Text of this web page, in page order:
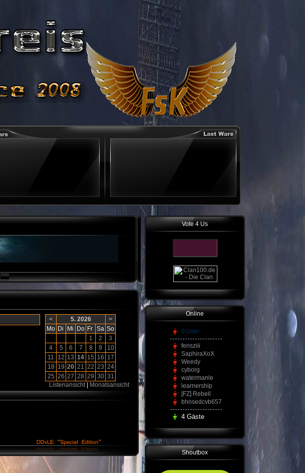
>
< 5. 2026
>
Mo Di Mi Do Fr Sa So
1
2
3
4
5 6 7 8 9
10
11
12 13 14 15 16 17
18 19 20 21 22 23 24
25 26 27 28 29 30 31
Listenansicht| Monatsansicht
Vote 4 Us
Online
0 User
fensziii
SaphiraXoX
Weedy
cyborg
watermanle
learnership
[FZ] Rebell
bhnsedcvb657
4 Gäste
Shoutbox